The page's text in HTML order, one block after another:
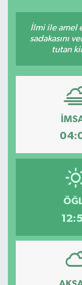
İlmi ile amel
sadakasını
tutan
ŞİRKET